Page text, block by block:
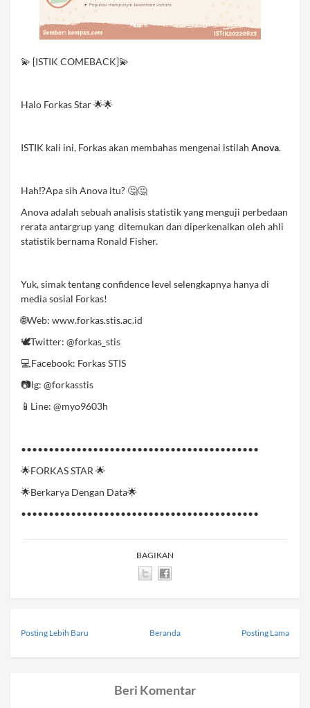
💫 [ISTIK COMEBACK]💫
Halo Forkas Star 🌟🌟
ISTIK kali ini, Forkas akan membahas mengenai istilah Anova.
Hah⁉️Apa sih Anova itu? 🤔🤔
Anova adalah sebuah analisis statistik yang menguji perbedaan
rerata antargrup yang ditemukan dan diperkenalkan oleh ahli
statistik bernama Ronald Fisher.
Yuk, simak tentang confidence level selengkapnya hanya di
media sosial Forkas!
🌐Web: www.forkas.stis.ac.id
🕊️Twitter: @forkas_stis
💻Facebook: Forkas STIS
📷lg: @forkasstis
📱Line: @myo9603h
•••••••••••••••••••••••••••••••••••••••••••
🌟FORKAS STAR⁣ 🌟
🌟Berkarya Dengan Data⁣🌟
•••••••••••••••••••••••••••••••••••••••••••
BAGIKAN
Posting Lebih Baru Posting Lama
Beranda
Beri Komentar